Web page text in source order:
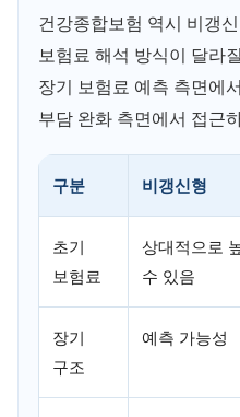
건강종합보험 역시 비갱
보험료 해석 방식이 달라
장기 보험료 예측 측면에
부담 완화 측면에서 접근
구분 비갱신형
초기
보험료
상대적으로
수 있음
장기
구조
예측 가능성